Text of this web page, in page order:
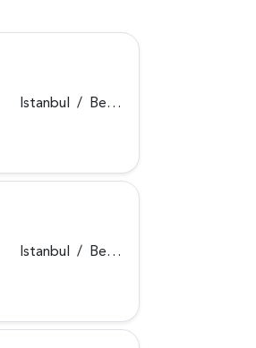
Istanbul / Beykoz
Istanbul / Beykoz